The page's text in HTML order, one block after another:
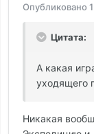
Опубликовано
Цитата:
А какая
уходящего
Никакая